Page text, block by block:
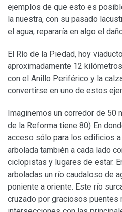
ejemplos de que esto es
la nuestra, con su pasado
el agua, repararía en algo el
El Río de la Piedad, hoy
aproximadamente 12
con el Anillo Periférico y la
convertirse en uno de estos
Imaginemos un corredor de 50
de la Reforma tiene 80) En
acceso sólo para los edificios a
arbolada también a cada lado
ciclopistas y lugares de estar.
arboladas un río caudaloso de
poniente a oriente. Este río
cruzado por graciosos puentes